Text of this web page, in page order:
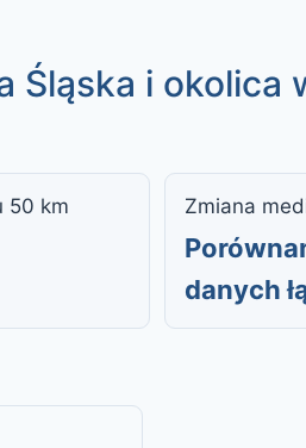
Śląska i
50 km Zmiana
danych